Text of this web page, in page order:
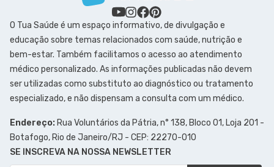
O Tua Saúde é um espaço informativo, de divulgação e
educação sobre temas relacionados com saúde, nutrição e
bem-estar. Também facilitamos o acesso ao atendimento
médico personalizado. As informações publicadas não devem
ser utilizadas como substituto ao diagnóstico ou tratamento
especializado, e não dispensam a consulta com um médico.
Endereço: Rua Voluntários da Pátria, n° 138, Bloco 01, Loja 201 -
Botafogo, Rio de Janeiro/RJ - CEP: 22270-010
SE INSCREVA NA NOSSA NEWSLETTER